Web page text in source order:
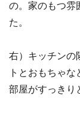
の。家のもつ雰
た。
右）キッチンの
トとおもちゃ
部屋がすっきり